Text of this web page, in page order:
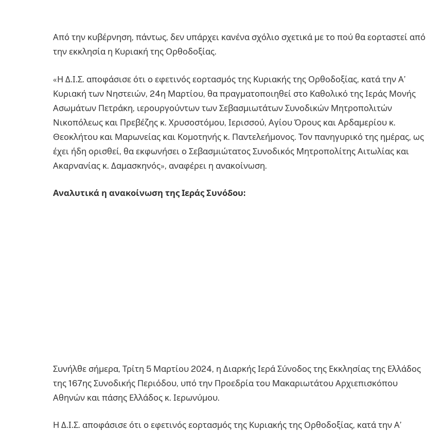
Από την κυβέρνηση, πάντως, δεν υπάρχει κανένα σχόλιο σχετικά με το πού θα εορταστεί από
την εκκλησία η Κυριακή της Ορθοδοξίας.
«Η Δ.Ι.Σ. αποφάσισε ότι ο εφετινός εορτασμός της Κυριακής της Ορθοδοξίας, κατά την Α’
Κυριακή των Νηστειών, 24η Μαρτίου, θα πραγματοποιηθεί στο Καθολικό της Ιεράς Μονής
Ασωμάτων Πετράκη, ιερουργούντων των Σεβασμιωτάτων Συνοδικών Μητροπολιτών
Νικοπόλεως και Πρεβέζης κ. Χρυσοστόμου, Ιερισσού, Αγίου Όρους και Αρδαμερίου κ.
Θεοκλήτου και Μαρωνείας και Κομοτηνής κ. Παντελεήμονος. Τον πανηγυρικό της ημέρας, ως
έχει ήδη ορισθεί, θα εκφωνήσει ο Σεβασμιώτατος Συνοδικός Μητροπολίτης Αιτωλίας και
Ακαρνανίας κ. Δαμασκηνός», αναφέρει η ανακοίνωση.
Αναλυτικά η ανακοίνωση της Ιεράς Συνόδου:
Συνήλθε σήμερα, Τρίτη 5 Μαρτίου 2024, η Διαρκής Ιερά Σύνοδος της Εκκλησίας της Ελλάδος
της 167ης Συνοδικής Περιόδου, υπό την Προεδρία του Μακαριωτάτου Αρχιεπισκόπου
Αθηνών και πάσης Ελλάδος κ. Ιερωνύμου.
Η Δ.Ι.Σ. αποφάσισε ότι ο εφετινός εορτασμός της Κυριακής της Ορθοδοξίας, κατά την Α’